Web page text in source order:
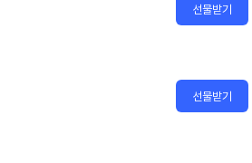
선물받기
선물받기